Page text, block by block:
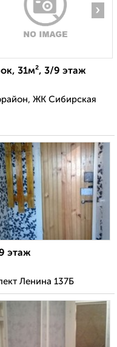
›
31м², 3/9 этаж
ЖК Сибирская
этаж
Ленина 137Б